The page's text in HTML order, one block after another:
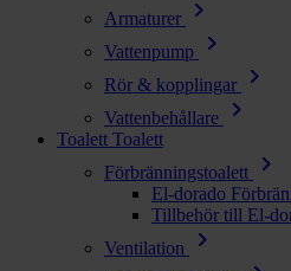
Armaturer chevron_right
Vattenpump chevron_right
Rör & kopplingar chevron_right
Vattenbehållare chevron_right
Toalett Toalett
Förbränningstoalett
chevron_right
El-dorado
Tillbehör till El-
Ventilation
chevron_right